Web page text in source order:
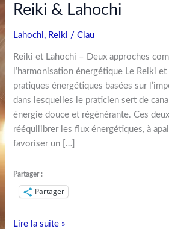
Reiki & Lahochi
Lahochi, Reiki /Clau
Reiki et Lahochi – Deux approches
l’harmonisation énergétique Le Reiki
pratiques énergétiques basées sur
dans lesquelles le praticien sert de
énergie douce et régénérante. Ces
rééquilibrer les flux énergétiques, à
favoriser un […]
Partager :
Partager
Reiki
Lahochi
Lire la suite »